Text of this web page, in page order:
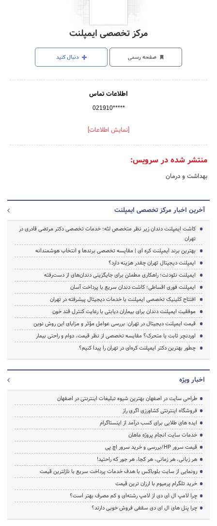
مرکز تخصصی ایمپلنت
صفحه رسمی دنبال کنید
اطلاعات تماس
021910*****
[نمایش اطلاعات]
منتشر شده در سرویس:
بهداشت و درمان
آخرین اخبار مرکز تخصصی ایمپلنت
کاشت ایمپلنت دندان زیر نظر متخصص لثه؛ خدمات تخصصی دکتر مرتضی قادری در
تهران
بهترین برند ایمپلنت کره ای | مقایسه تخصصی برندها و انتخاب هوشمندانه
ایمپلنت دیجیتال تهران چقدر هزینه دارد؟
ایمپلنت نئودنت؛ راهکاری مطمئن برای جایگزینی دندان‌های از دست‌رفته
ایمپلنت فوری اقساطی؛ کاشت دندان سریع با پرداخت آسان
افتتاح کلینیک تخصصی ایمپلنت با خدمات دیجیتال پیشرفته در تهران
موفقیت ایمپلنت دندان برای بیماران دیابتی با رعایت کنترل قند خون
قیمت ایمپلنت دیجیتال در تهران: بررسی عوامل مؤثر و مزایای این روش نوین
اوردنچر ثابت یا متحرک؟ مقایسه تخصصی از نظر قیمت، دوام و راحتی بیمار
چطور بهترین دکتر ایمپلنت کره‌ای در تهران را پیدا کنیم؟
اخبار ویژه
طراحی سایت در اصفهان بهترین شیوه تبلیغات اینترنتی در اصفهان
فروشگاه اینترنتی کشاورزی اگری راز
ایده های طلایی برای کسب درآمد از اینستاگرام
خدمات سایت انجام پروژه ماهان
قیمت سرور HP/بررسی و خرید سرور اچ پی
هر زبانی، هر زمانی، هر کجا، هر جور که راحتید!
رونمایی از سایت بلوباکس با هدف خدمات پرداخت سریع با نازلترین قیمت
خرید تلگرام پرمیوم با ارزان ترین قیمت
چرا لامپ ال ای دی از لامپ رشته‌ای و کم مصرف بهتر است؟
چرا پنل های ال ای دی سقفی فروش خوبی دارند؟